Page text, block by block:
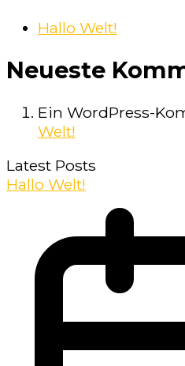
Hallo Welt!
Neueste
Ein WordPress-
Welt!
Latest Posts
Hallo Welt!